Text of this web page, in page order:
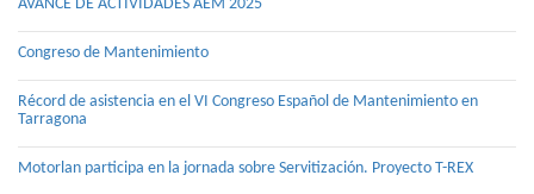
AVANCE DE ACTIVIDADES AEM 2025
Congreso de Mantenimiento
Récord de asistencia en el VI Congreso Español de Mantenimiento en
Tarragona
Motorlan participa en la jornada sobre Servitización. Proyecto T-REX